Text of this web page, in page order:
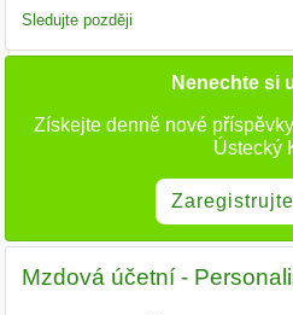
Sledujte později
Nenechte si
Získejte denně nové
Ústecký
Mzdová účetní -